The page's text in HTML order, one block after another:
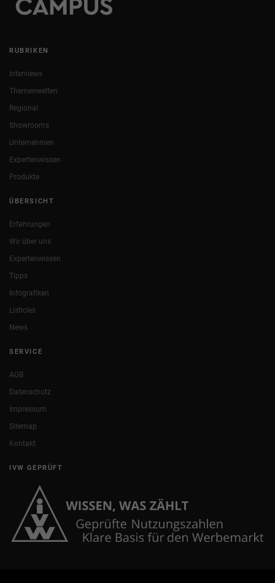
RUBRIKEN
Interviews
Themenwelten
Regional
Showrooms
Unternehmen
Expertenwissen
Produkte
ÜBERSICHT
Erfahrungen
Wir über uns
Expertenwissen
Tipps
Infografiken
Listicles
News
SERVICE
AGB
Datenschutz
Impressum
Sitemap
Kontakt
IVW GEPRÜFT